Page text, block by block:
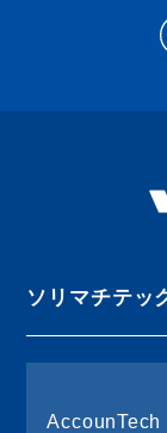
ソリマチテッ
AccounTech